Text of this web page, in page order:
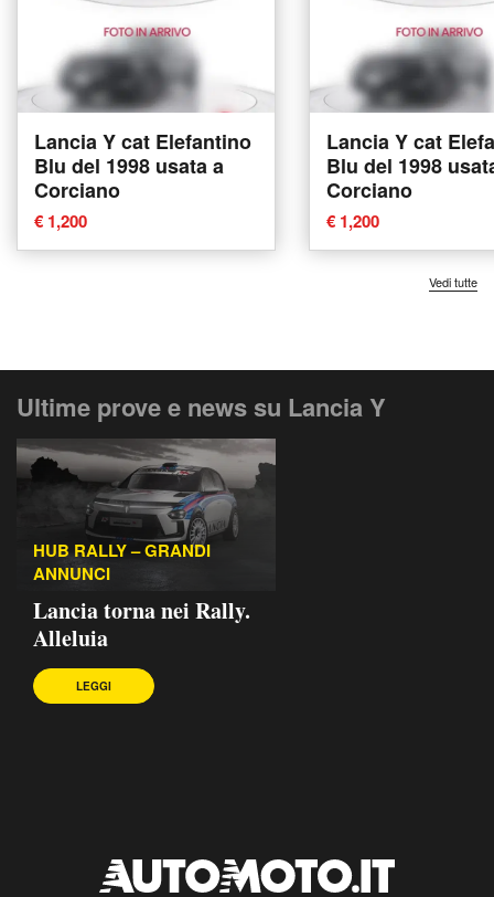
Lancia Y cat Elefantino
Blu del 1998 usata a
Corciano
€ 1,200
Lancia Y cat
Blu del 1998
Corciano
€ 1,200
Vedi tutte
Ultime prove e news su Lancia Y
HUB RALLY – GRANDI
ANNUNCI
Lancia torna nei Rally.
Alleluia
LEGGI